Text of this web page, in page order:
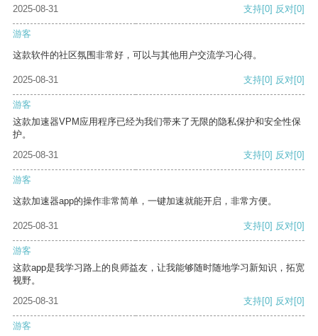
2025-08-31 支持[0] 反对[0]
游客
这款软件的社区氛围非常好，可以与其他用户交流学习心得。
2025-08-31 支持[0] 反对[0]
游客
这款加速器VPM应用程序已经为我们带来了无限的隐私保护和安全性保
护。
2025-08-31
支持[0] 反对[0]
游客
这款加速器app的操作非常简单，一键加速就能开启，非常方便。
2025-08-31 支持[0] 反对[0]
游客
这款app是我学习路上的良师益友，让我能够随时随地学习新知识，拓宽
视野。
2025-08-31
支持[0] 反对[0]
游客